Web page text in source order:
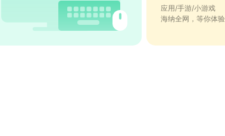
应用/手游/小游戏
海纳全网，等你体验